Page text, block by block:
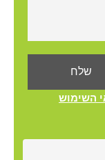
השימוש